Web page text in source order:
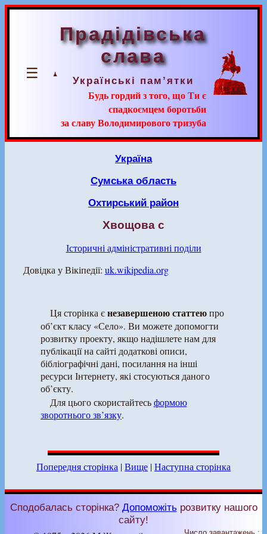
☰
Прадідівська
слава
Українські пам’ятки
Будь гордий з того, що Ти є
спадкоємцем боротьби
за славу Володимирового тризуба
Україна
Сумська область
Охтирський район
Хвощова с
Історичні адміністративні поділи
Довідка у Вікіпедії: uk.wikipedia.org
Ця сторінка єнезавершеною статтеюпро
об’єкт класу «Село». Ви можете допомогти
розвитку проекту, якщо надішлете нам для
публікації на сайті додаткові описи,
бібліографічні дані, посилання на інші
ресурси Інтернету, які стосуються даного
об’єкту.
Для цього скористайтесьформою
зворотнього зв’язку.
Попередня сторінка |Вище |Наступна сторінка
Сподобалась сторінка? Допоможітьрозвитку нашого
сайту!